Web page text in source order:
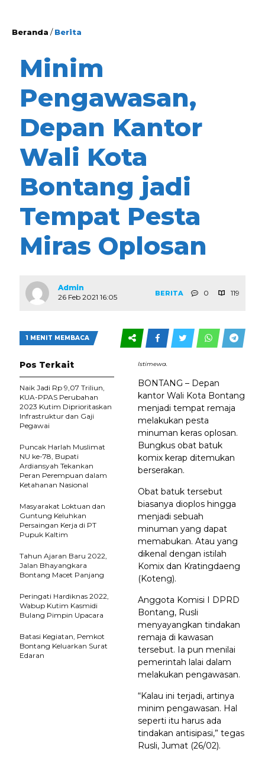
Beranda /Berita
Minim
Pengawasan,
Depan Kantor
Wali Kota
Bontang jadi
Tempat Pesta
Miras Oplosan
Admin
26 Feb 2021 16:05
BERITA 0 119
1 MENIT MEMBACA
Istimewa.
BONTANG – Depan
kantor Wali Kota Bontang
menjadi tempat remaja
melakukan pesta
minuman keras oplosan.
Bungkus obat batuk
komix kerap ditemukan
berserakan.
Obat batuk tersebut
biasanya dioplos hingga
menjadi sebuah
minuman yang dapat
memabukan. Atau yang
dikenal dengan istilah
Komix dan Kratingdaeng
(Koteng).
Anggota Komisi I DPRD
Bontang, Rusli
menyayangkan tindakan
remaja di kawasan
tersebut. Ia pun menilai
pemerintah lalai dalam
melakukan pengawasan.
“Kalau ini terjadi, artinya
minim pengawasan. Hal
seperti itu harus ada
tindakan antisipasi,” tegas
Rusli, Jumat (26/02).
Pos Terkait
Naik Jadi Rp 9,07 Triliun,
KUA-PPAS Perubahan
2023 Kutim Diprioritaskan
Infrastruktur dan Gaji
Pegawai
Puncak Harlah Muslimat
NU ke-78, Bupati
Ardiansyah Tekankan
Peran Perempuan dalam
Ketahanan Nasional
Masyarakat Loktuan dan
Guntung Keluhkan
Persaingan Kerja di PT
Pupuk Kaltim
Tahun Ajaran Baru 2022,
Jalan Bhayangkara
Bontang Macet Panjang
Peringati Hardiknas 2022,
Wabup Kutim Kasmidi
Bulang Pimpin Upacara
Batasi Kegiatan, Pemkot
Bontang Keluarkan Surat
Edaran